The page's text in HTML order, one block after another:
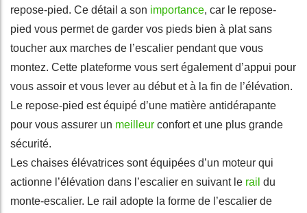
repose-pied. Ce détail a son importance, car le repose-
pied vous permet de garder vos pieds bien à plat sans
toucher aux marches de l’escalier pendant que vous
montez. Cette plateforme vous sert également d’appui pour
vous assoir et vous lever au début et à la fin de l’élévation.
Le repose-pied est équipé d’une matière antidérapante
pour vous assurer un meilleur confort et une plus grande
sécurité.
Les chaises élévatrices sont équipées d’un moteur qui
actionne l’élévation dans l’escalier en suivant le rail du
monte-escalier. Le rail adopte la forme de l’escalier de